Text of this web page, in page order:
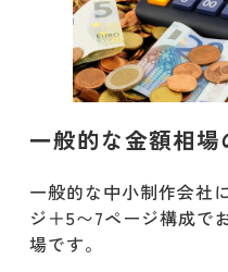
一般的な金額相場
一般的な中小制作会社
ジ＋5〜7ページ構成で
場です。